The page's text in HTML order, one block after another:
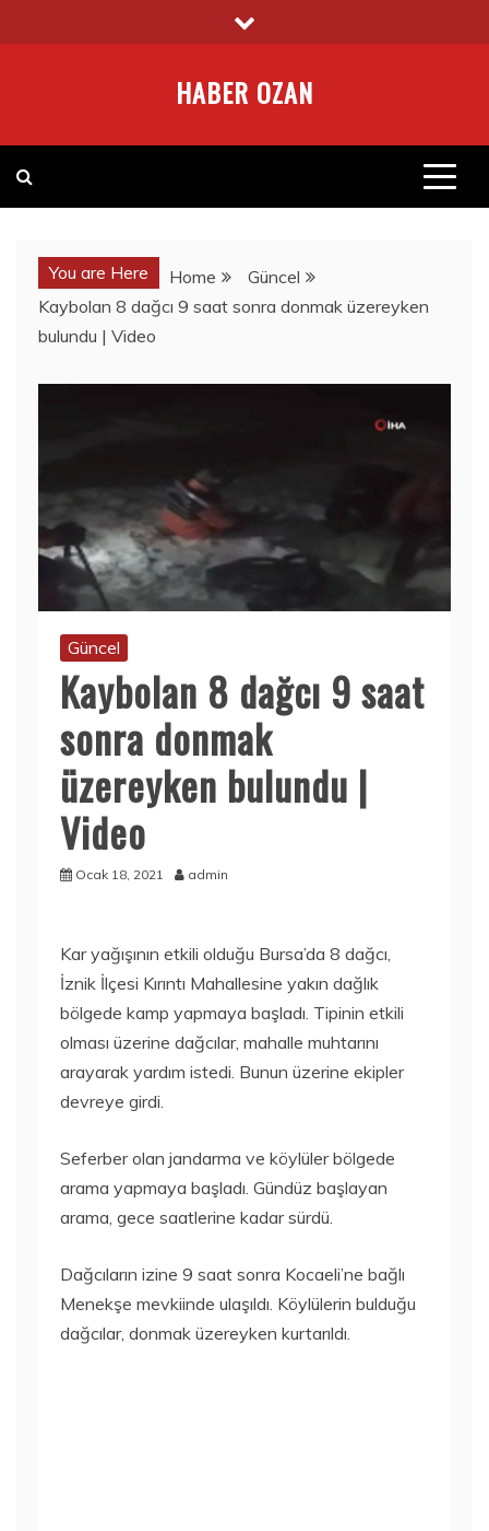
to
HABER OZAN
You are Here Home
Güncel
Kaybolan 8 dağcı 9 saat sonra donmak üzereyken
bulundu | Video
Güncel
Kaybolan 8 dağcı 9 saat
sonra donmak
üzereyken bulundu |
Video
Ocak 18, 2021 admin
Kar yağışının etkili olduğu Bursa’da 8 dağcı,
İznik İlçesi Kırıntı Mahallesine yakın dağlık
bölgede kamp yapmaya başladı. Tipinin etkili
olması üzerine dağcılar, mahalle muhtarını
arayarak yardım istedi. Bunun üzerine ekipler
devreye girdi.
Seferber olan jandarma ve köylüler bölgede
arama yapmaya başladı. Gündüz başlayan
arama, gece saatlerine kadar sürdü.
Dağcıların izine 9 saat sonra Kocaeli’ne bağlı
Menekşe mevkiinde ulaşıldı. Köylülerin bulduğu
dağcılar, donmak üzereyken kurtarıldı.